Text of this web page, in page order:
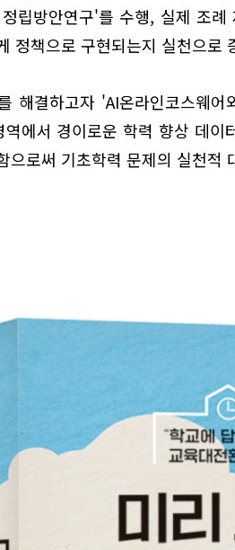
립방안연구'를 수행, 실제 조
정책으로 구현되는지 실천으로
해결하고자 'AI온라인코스웨
역에서 경이로운 학력 향상 데이
으로써 기초학력 문제의 실천적